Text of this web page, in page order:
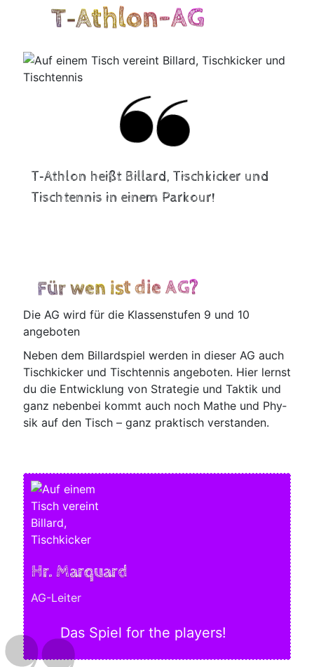
T‑Athlon-AG
T‑Athlon heißt Bil­lard, Tisch­ki­cker und
Tisch­ten­nis in einem Parkour!
Für wen ist die AG?
Die AG wird für die Klas­sen­stu­fen 9 und 10
angeboten
Neben dem Bil­lard­spiel wer­den in die­ser AG auch
Tisch­ki­cker und Tisch­ten­nis ange­bo­ten. Hier lernst
du die Ent­wick­lung von Stra­te­gie und Tak­tik und
ganz neben­bei kommt auch noch Mathe und Phy­
sik auf den Tisch – ganz prak­tisch verstanden.
Hr. Marquard
AG-Leiter
Das Spiel for the players!